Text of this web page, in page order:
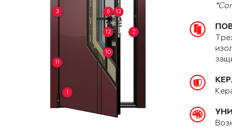
1
2
3 6
10
11
12
13